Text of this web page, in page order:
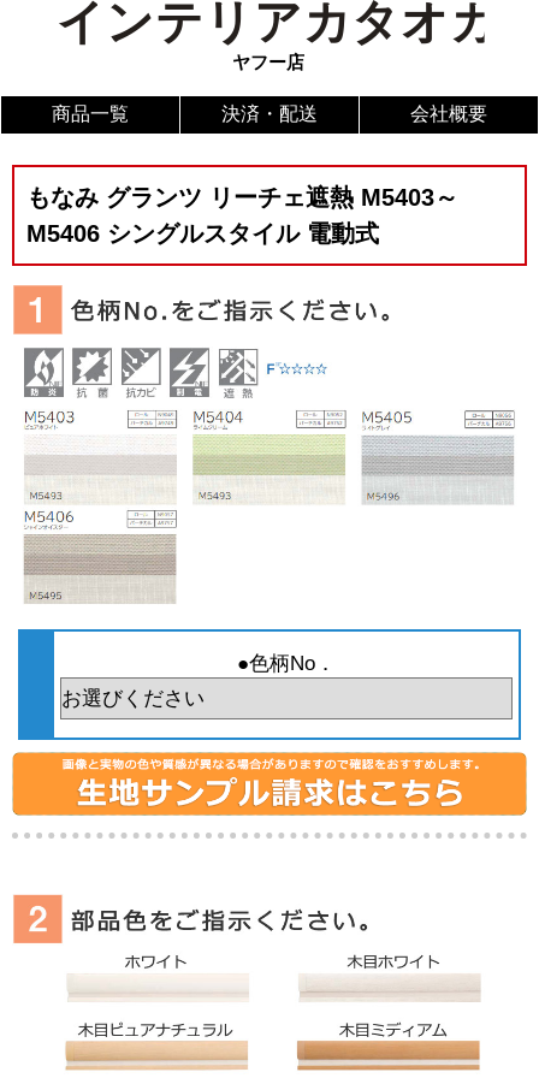
商品一覧 決済・配送 会社概要
もなみ グランツ リーチェ遮熱 M5403～
M5406 シングルスタイル 電動式
●色柄No．